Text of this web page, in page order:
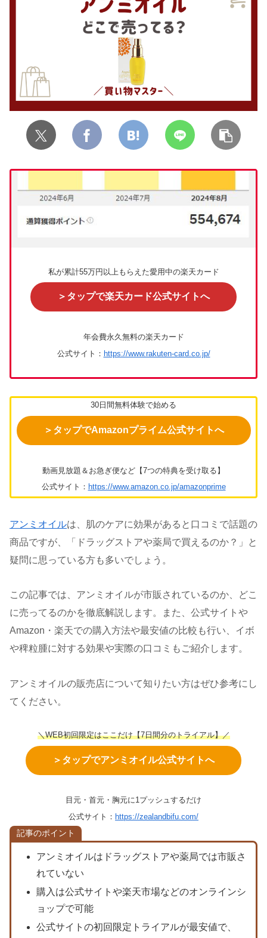
私が累計55万円以上もらえた愛用中の楽天カード
＞タップで楽天カード公式サイトへ
年会費永久無料の楽天カード
公式サイト： https://www.rakuten-card.co.jp/
30日間無料体験で始める
＞タップでAmazonプライム公式サイトへ
動画見放題＆お急ぎ便など【7つの特典を受け取る】
公式サイト： https://www.amazon.co.jp/amazonprime
アンミオイルは、肌のケアに効果があると口コミで話題の
商品ですが、「ドラッグストアや薬局で買えるのか？」と
疑問に思っている方も多いでしょう。
この記事では、アンミオイルが市販されているのか、どこ
に売ってるのかを徹底解説します。また、公式サイトや
Amazon・楽天での購入方法や最安値の比較も行い、イボ
や稗粒腫に対する効果や実際の口コミもご紹介します。
アンミオイルの販売店について知りたい方はぜひ参考にし
てください。
＼WEB初回限定はここだけ【7日間分のトライアル】／
＞タップでアンミオイル公式サイトへ
目元・首元・胸元に1プッシュするだけ
公式サイト： https://zealandbifu.com/
記事のポイント
アンミオイルはドラッグストアや薬局では市販さ
れていない
購入は公式サイトや楽天市場などのオンラインシ
ョップで可能
公式サイトの初回限定トライアルが最安値で、